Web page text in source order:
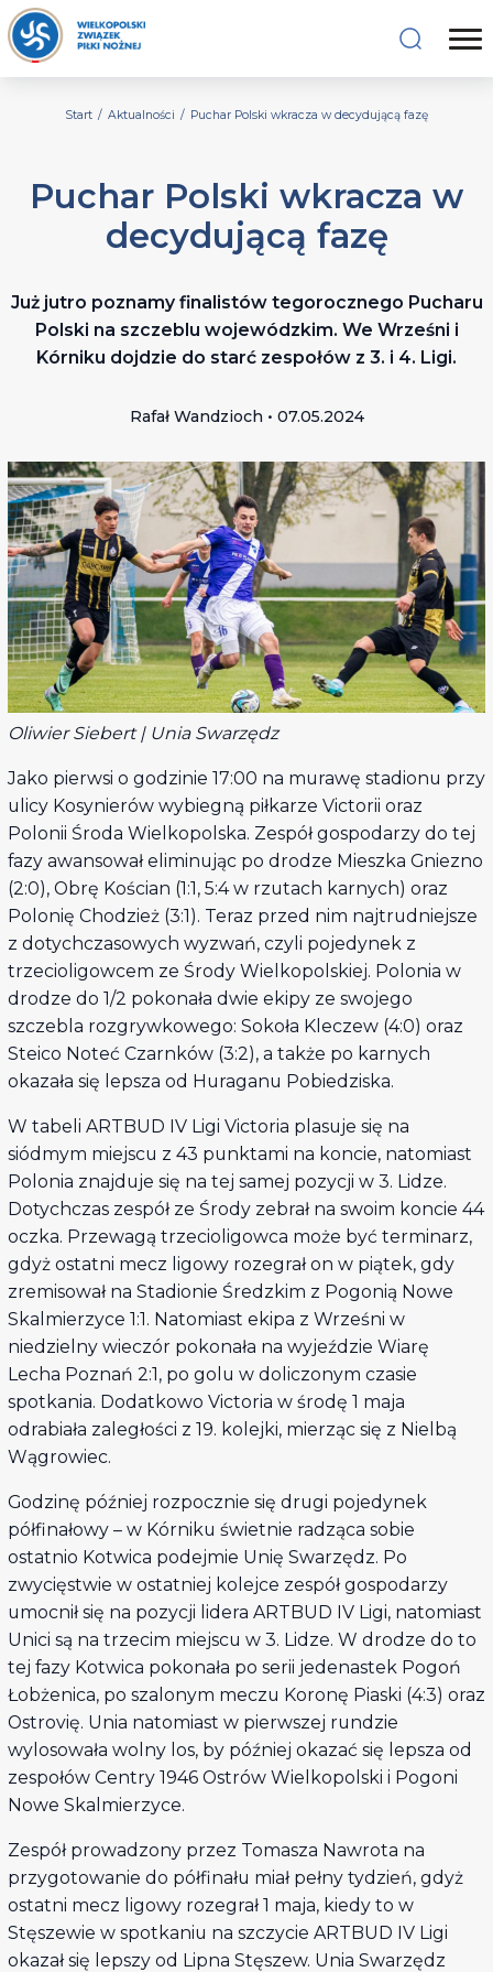
Start / Aktualności / Puchar Polski wkracza w decydującą fazę
Puchar Polski wkracza w
decydującą fazę
Już jutro poznamy finalistów tegorocznego Pucharu
Polski na szczeblu wojewódzkim. We Wrześni i
Kórniku dojdzie do starć zespołów z 3. i 4. Ligi.
Rafał Wandzioch • 07.05.2024
Oliwier Siebert | Unia Swarzędz
Jako pierwsi o godzinie 17:00 na murawę stadionu przy
ulicy Kosynierów wybiegną piłkarze Victorii oraz
Polonii Środa Wielkopolska. Zespół gospodarzy do tej
fazy awansował eliminując po drodze Mieszka Gniezno
(2:0), Obrę Kościan (1:1, 5:4 w rzutach karnych) oraz
Polonię Chodzież (3:1). Teraz przed nim najtrudniejsze
z dotychczasowych wyzwań, czyli pojedynek z
trzecioligowcem ze Środy Wielkopolskiej. Polonia w
drodze do 1/2 pokonała dwie ekipy ze swojego
szczebla rozgrywkowego: Sokoła Kleczew (4:0) oraz
Steico Noteć Czarnków (3:2), a także po karnych
okazała się lepsza od Huraganu Pobiedziska.
W tabeli ARTBUD IV Ligi Victoria plasuje się na
siódmym miejscu z 43 punktami na koncie, natomiast
Polonia znajduje się na tej samej pozycji w 3. Lidze.
Dotychczas zespół ze Środy zebrał na swoim koncie 44
oczka. Przewagą trzecioligowca może być terminarz,
gdyż ostatni mecz ligowy rozegrał on w piątek, gdy
zremisował na Stadionie Średzkim z Pogonią Nowe
Skalmierzyce 1:1. Natomiast ekipa z Wrześni w
niedzielny wieczór pokonała na wyjeździe Wiarę
Lecha Poznań 2:1, po golu w doliczonym czasie
spotkania. Dodatkowo Victoria w środę 1 maja
odrabiała zaległości z 19. kolejki, mierząc się z Nielbą
Wągrowiec.
Godzinę później rozpocznie się drugi pojedynek
półfinałowy – w Kórniku świetnie radząca sobie
ostatnio Kotwica podejmie Unię Swarzędz. Po
zwycięstwie w ostatniej kolejce zespół gospodarzy
umocnił się na pozycji lidera ARTBUD IV Ligi, natomiast
Unici są na trzecim miejscu w 3. Lidze. W drodze do to
tej fazy Kotwica pokonała po serii jedenastek Pogoń
Łobżenica, po szalonym meczu Koronę Piaski (4:3) oraz
Ostrovię. Unia natomiast w pierwszej rundzie
wylosowała wolny los, by później okazać się lepsza od
zespołów Centry 1946 Ostrów Wielkopolski i Pogoni
Nowe Skalmierzyce.
Zespół prowadzony przez Tomasza Nawrota na
przygotowanie do półfinału miał pełny tydzień, gdyż
ostatni mecz ligowy rozegrał 1 maja, kiedy to w
Stęszewie w spotkaniu na szczycie ARTBUD IV Ligi
okazał się lepszy od Lipna Stęszew. Unia Swarzędz